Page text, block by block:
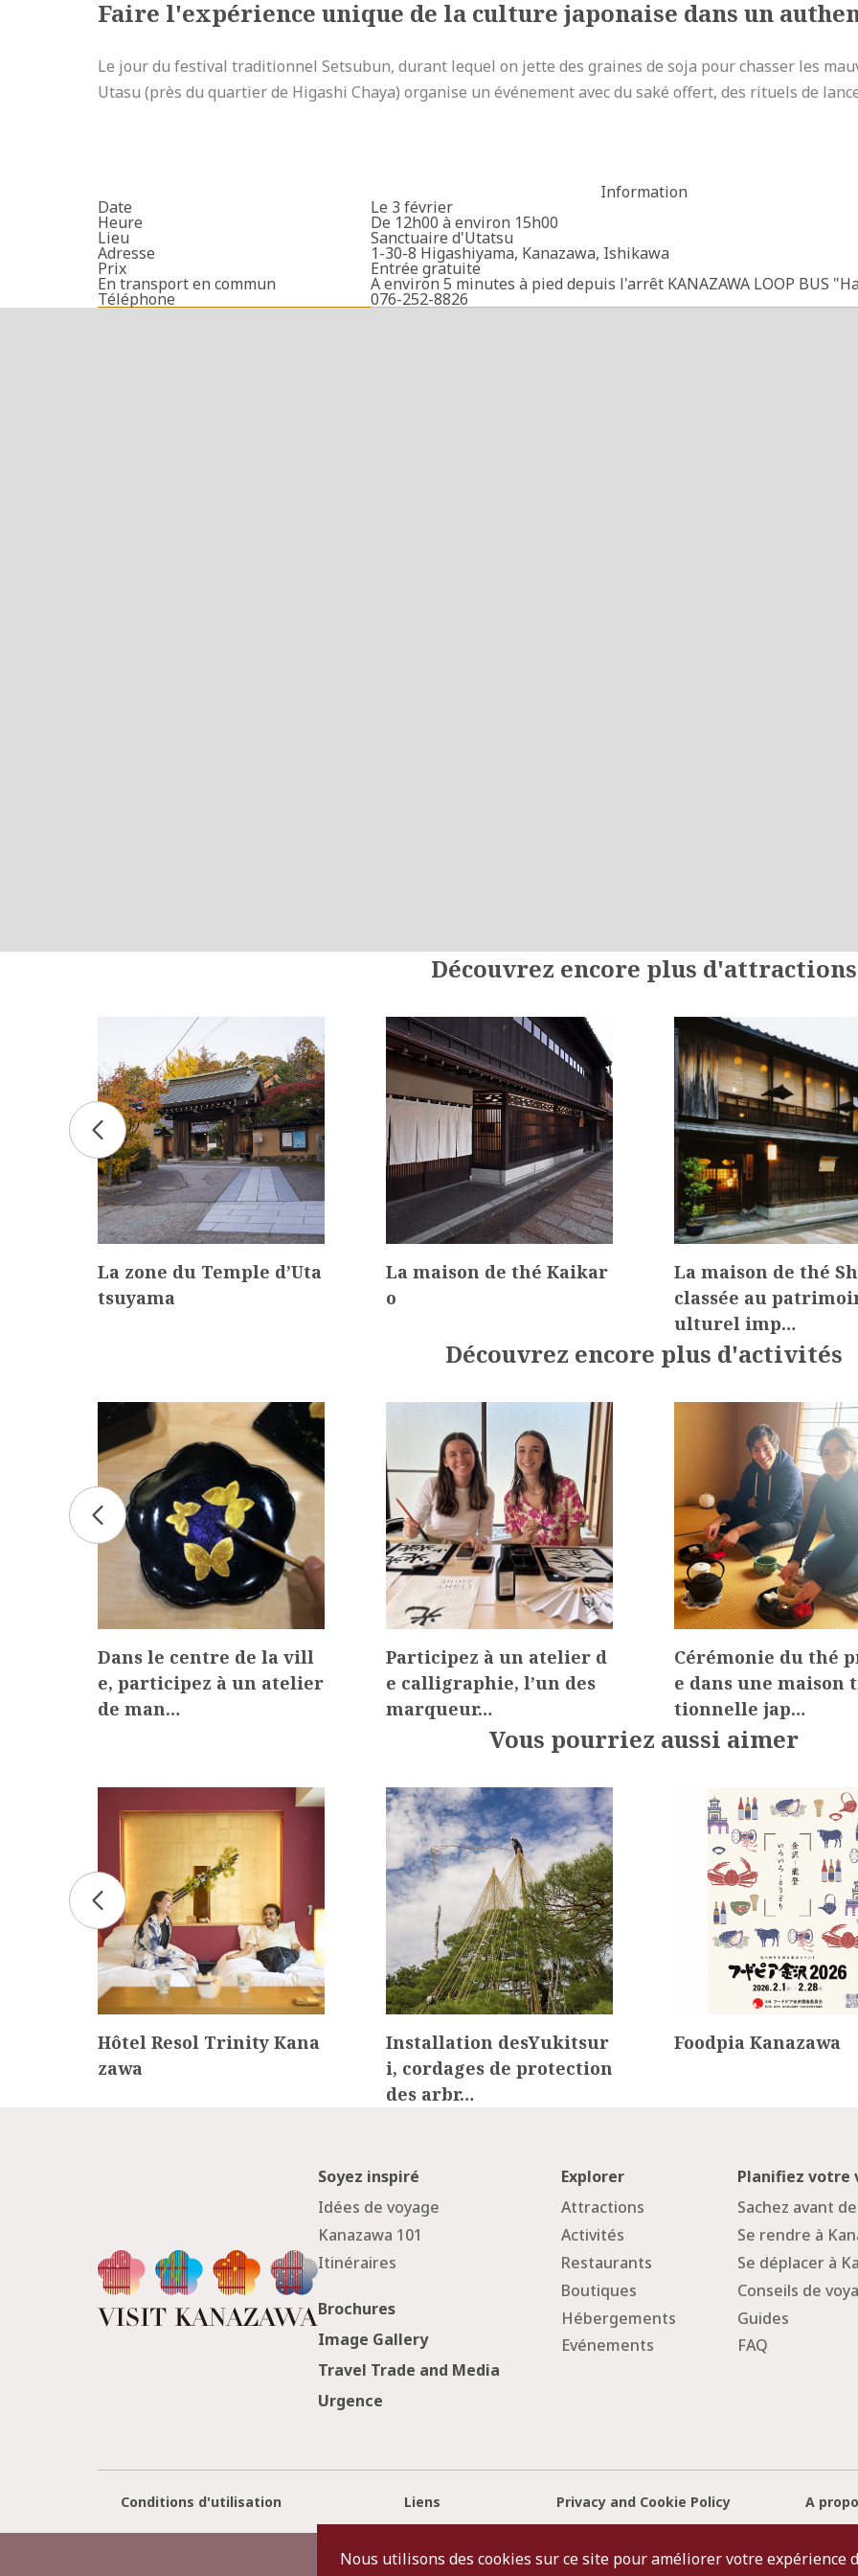
Faire l'expérience unique de la culture japonaise dans un
Le jour du festival traditionnel Setsubun, durant lequel on jette des graines de soja pour chasser les
Utasu (près du quartier de Higashi Chaya) organise un événement avec du saké offert, des rituels de
Information
Date Le 3 février
Heure De 12h00 à environ 15h00
Lieu Sanctuaire d'Utatsu
Adresse 1-30-8 Higashiyama, Kanazawa, Ishikawa
Prix Entrée gratuite
En transport en commun A environ 5 minutes à pied depuis l'arrêt KANAZAWA LOOP BUS
Téléphone 076-252-8826
Découvrez encore plus d'attractions
La zone du Temple d’Uta
tsuyama
La maison de thé Kaikar
o
La maison de thé
classée au
ulturel imp…
Découvrez encore plus d'activités
Dans le centre de la vill
e, participez à un atelier
de man…
Participez à un atelier d
e calligraphie, l’un des
marqueur…
Cérémonie du thé
e dans une maison
tionnelle jap…
Vous pourriez aussi aimer
Hôtel Resol Trinity Kana
zawa
Installation desYukitsur
i, cordages de protection
des arbr…
Foodpia Kanazawa
Soyez inspiré
Idées de voyage
Kanazawa 101
Itinéraires
Explorer
Attractions
Activités
Restaurants
Boutiques
Hébergements
Evénements
Planifiez votre
Sachez avant
Se rendre à
Se déplacer à
Conseils de
Guides
FAQ
Brochures
Image Gallery
Travel Trade and Media
Urgence
Conditions d'utilisation Liens Privacy and Cookie Policy A
Nous utilisons des cookies sur ce site pour améliorer votre expérience